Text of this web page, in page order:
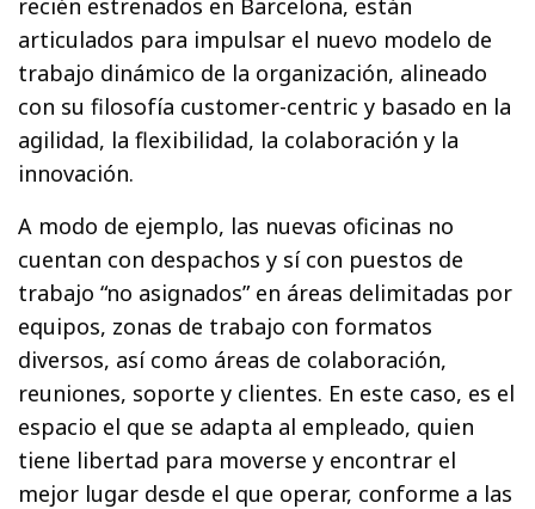
recién estrenados en Barcelona, están
articulados para impulsar el nuevo modelo de
trabajo dinámico de la organización, alineado
con su filosofía customer-centric y basado en la
agilidad, la flexibilidad, la colaboración y la
innovación.
A modo de ejemplo, las nuevas oficinas no
cuentan con despachos y sí con puestos de
trabajo “no asignados” en áreas delimitadas por
equipos, zonas de trabajo con formatos
diversos, así como áreas de colaboración,
reuniones, soporte y clientes. En este caso, es el
espacio el que se adapta al empleado, quien
tiene libertad para moverse y encontrar el
mejor lugar desde el que operar, conforme a las